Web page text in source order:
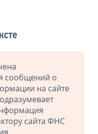
сообщений о
на сайте
сайта ФНС